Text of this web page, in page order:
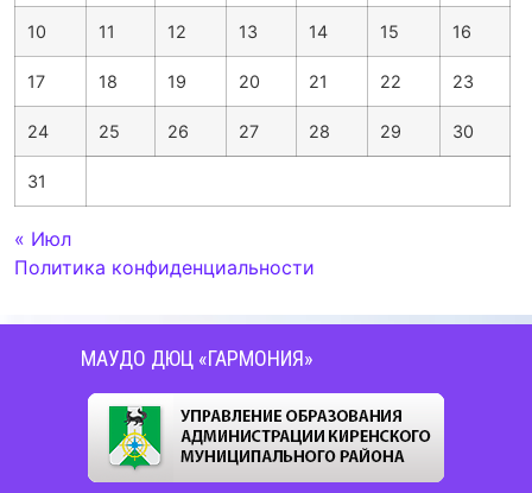
10 11 12 13 14 15 16
17 18 19 20 21 22 23
24 25 26 27 28 29 30
31
« Июл
Политика конфиденциальности
МАУДО ДЮЦ «ГАРМОНИЯ»